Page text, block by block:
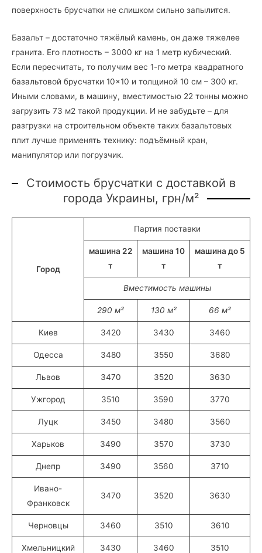
поверхность брусчатки не слишком сильно запылится.
Базальт – достаточно тяжёлый камень, он даже тяжелее
гранита. Его плотность – 3000 кг на 1 метр кубический.
Если пересчитать, то получим вес 1-го метра квадратного
базальтовой брусчатки 10×10 и толщиной 10 см – 300 кг.
Иными словами, в машину, вместимостью 22 тонны можно
загрузить 73 м2 такой продукции. И не забудьте – для
разгрузки на строительном объекте таких базальтовых
плит лучше применять технику: подъёмный кран,
манипулятор или погрузчик.
Стоимость брусчатки с доставкой в
города Украины, грн/м²
Город
Партия поставки
машина 22
т
машина 10
т
машина до 5
т
Вместимость машины
290 м² 130 м² 66 м²
Киев 3420 3430 3460
Одесса 3480 3550 3680
Львов 3470 3520 3630
Ужгород 3510 3590 3770
Луцк 3450 3480 3560
Харьков 3490 3570 3730
Днепр 3490 3560 3710
Ивано-
Франковск
3470 3520 3630
Черновцы 3460 3510 3610
Хмельницкий 3430 3460 3510